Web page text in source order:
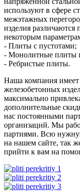
используют в сфере
межэтажных
изделия различаются
некоторым
- Плиты с пустотами;
- Монолитные плиты
- Ребристые плиты.
Наша компания
железобетонных
максимально
дополнительные
нас постоянными
организаций. Мы
партиями. Всю
на нашем сайте, так
прийти к вам на